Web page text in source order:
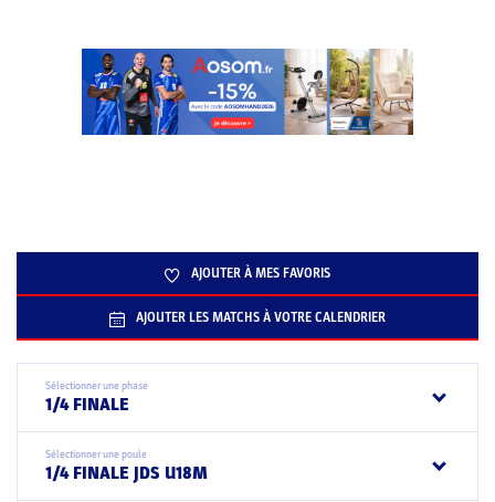
AJOUTER À MES FAVORIS
AJOUTER LES MATCHS À VOTRE CALENDRIER
Sélectionner une phase
1/4 FINALE
Sélectionner une poule
1/4 FINALE JDS U18M